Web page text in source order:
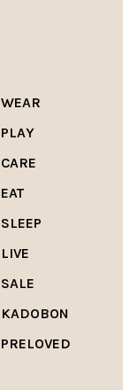
WEAR
PLAY
CARE
EAT
SLEEP
LIVE
SALE
KADOBON
PRELOVED